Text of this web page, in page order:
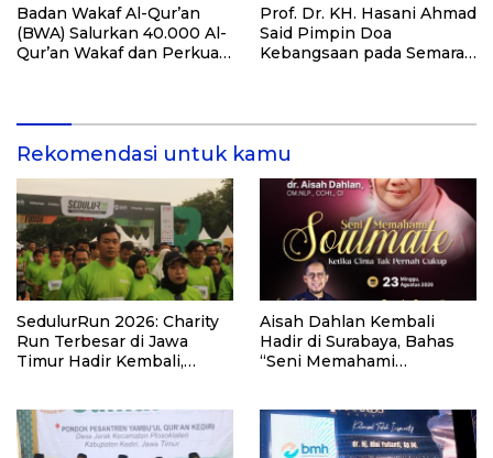
Badan Wakaf Al-Qur’an
(BWA) Salurkan 40.000 Al-
Qur’an Wakaf dan Perkuat
Prof. Dr. KH. Hasani Ahmad
Said Pimpin Doa
Kebangsaan pada Semarak
Rekomendasi untuk kamu
SedulurRun 2026: Charity
Run Terbesar di Jawa
Timur Hadir Kembali,
Santri dan Guru Honorer
Aisah Dahlan Kembali
Hadir di Surabaya, Bahas
“Seni Memahami